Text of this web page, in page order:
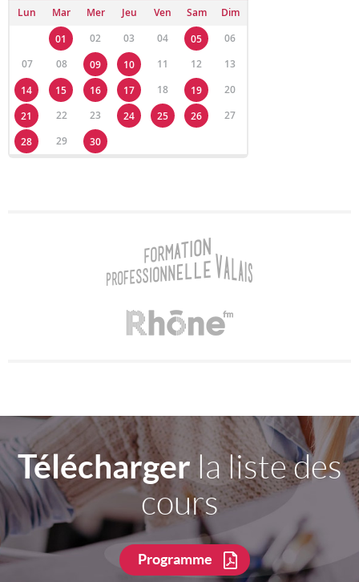
Lun Mar Mer Jeu Ven Sam
Dim
01
02 03 04 05
06
07
08 09 10 11 12
13
14
15 16 17 18 19
20
21
22 23 24 25 26
27
28
29 30
Téléchargerla liste des
cours
Programme